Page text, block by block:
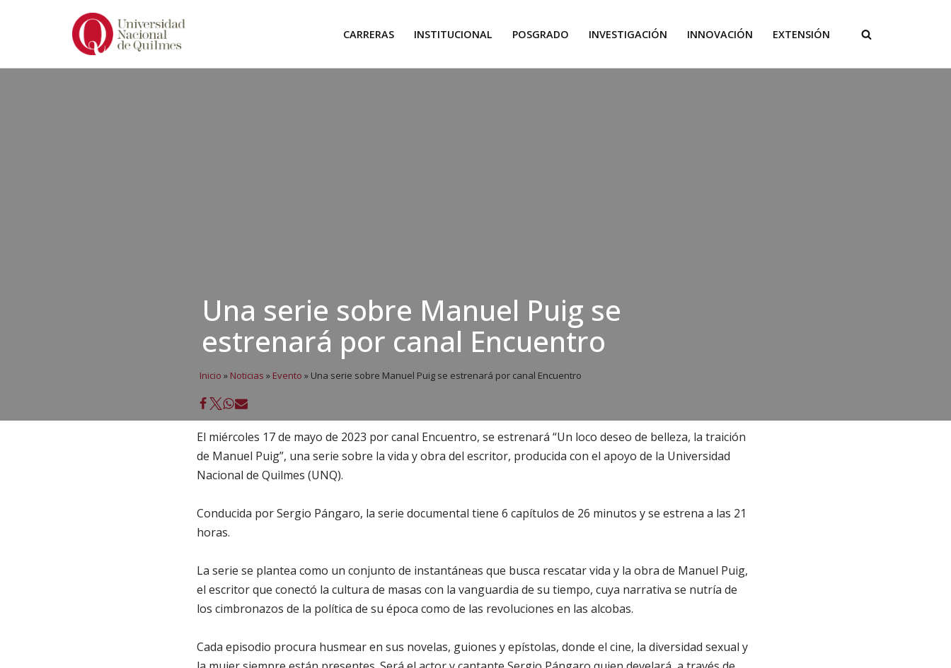
CARRERAS INSTITUCIONAL POSGRADO INVESTIGACIÓN INNOVACIÓN EXTENSIÓN
Una serie sobre Manuel Puig se
estrenará por canal Encuentro
Inicio » Noticias » Evento » Una serie sobre Manuel Puig se estrenará por canal Encuentro
El miércoles 17 de mayo de 2023 por canal Encuentro, se estrenará “Un loco deseo de belleza, la traición
de Manuel Puig”, una serie sobre la vida y obra del escritor, producida con el apoyo de la Universidad
Nacional de Quilmes (UNQ).
Conducida por Sergio Pángaro, la serie documental tiene 6 capítulos de 26 minutos y se estrena a las 21
horas.
La serie se plantea como un conjunto de instantáneas que busca rescatar vida y la obra de Manuel Puig,
el escritor que conectó la cultura de masas con la vanguardia de su tiempo, cuya narrativa se nutría de
los cimbronazos de la política de su época como de las revoluciones en las alcobas.
Cada episodio procura husmear en sus novelas, guiones y epístolas, donde el cine, la diversidad sexual y